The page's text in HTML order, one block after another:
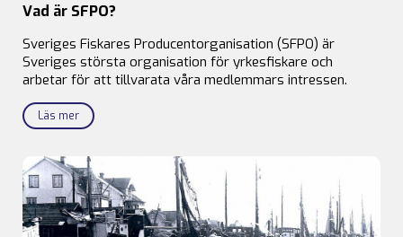
Vad är SFPO?
Sveriges Fiskares Producentorganisation (SFPO) är
Sveriges största organisation för yrkesfiskare och
arbetar för att tillvarata våra medlemmars intressen.
Läs mer